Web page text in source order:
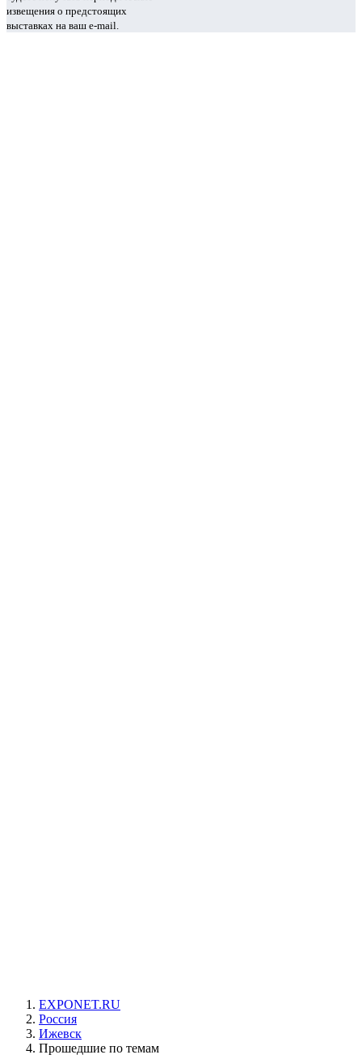
извещения о предстоящих
выставках на ваш e-mail.
EXPONET.RU
Россия
Ижевск
Прошедшие по темам